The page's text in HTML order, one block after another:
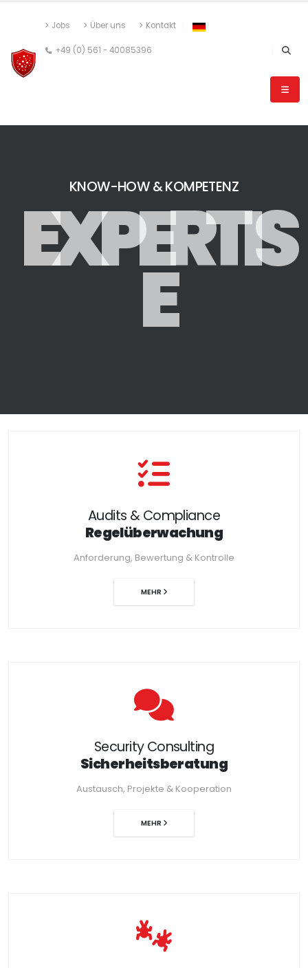
Jobs Über uns Kontakt
+49 (0) 561 - 40085396
KNOW-HOW & KOMPETENZ
EXPERTIS
E
Audits & Compliance
Regelüberwachung
Anforderung, Bewertung & Kontrolle
MEHR
Security Consulting
Sicherheitsberatung
Austausch, Projekte & Kooperation
MEHR